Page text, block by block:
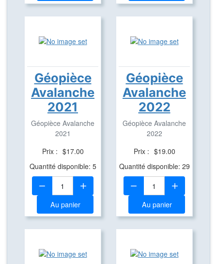
Géopièce
Avalanche
2021
Géopièce Avalanche
2021
Prix : $17.00
Quantité disponible: 5
Quantité:
Au panier
Géopièce
Avalanche
2022
Géopièce Avalanche
2022
Prix : $19.00
Quantité disponible: 29
Quantité:
Au panier